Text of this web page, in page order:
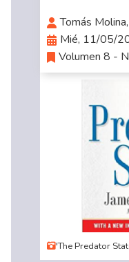
Tomás
Mié, 11/05/
Volumen 8 -
'The Predator